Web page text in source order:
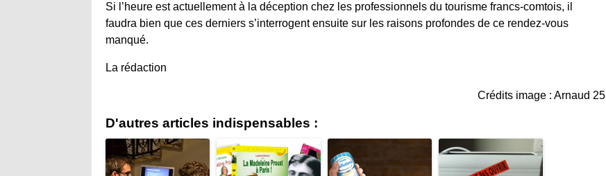
Si l’heure est actuellement à la déception chez les professionnels du tourisme francs-comtois, il
faudra bien que ces derniers s’interrogent ensuite sur les raisons profondes de ce rendez-vous
manqué.
La rédaction
Crédits image : Arnaud 25
D'autres articles indispensables :